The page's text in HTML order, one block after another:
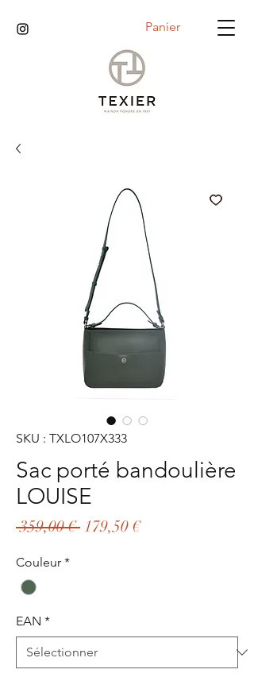
Panier
SKU : TXLO107X333
Sac porté bandoulière
LOUISE
359,00 € Prix
179,50 €Prix
Couleur *
EAN *